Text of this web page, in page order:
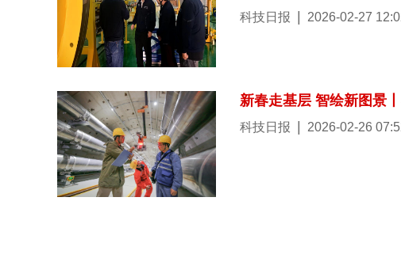
科技日报 2026-02-27
新春走基层 智绘新图景
科技日报 2026-02-26